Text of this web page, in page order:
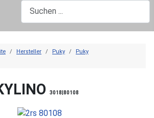
Hersteller Puky
Puky
3018|80108